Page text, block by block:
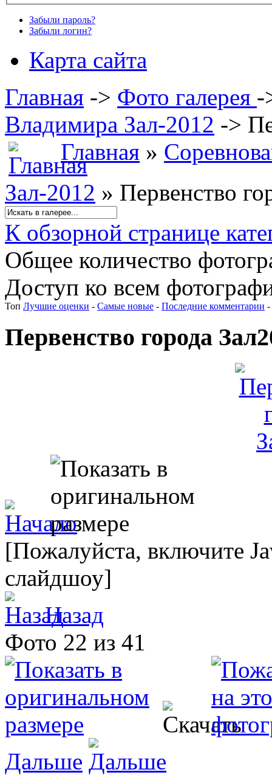
Забыли пароль?
Забыли логин?
Карта сайта
Главная -> Фото галерея -
Владимира Зал-2012 ->
Главная »
Зал-2012 » Первенство
К обзорной странице
Общее количество
Доступ ко всем
Топ Лучшие оценки - Самые новые - Последние комментарии -
Первенство города
[Пожалуйста, включите
слайдшоу]
Назад
Фото 22 из 41
Дальше